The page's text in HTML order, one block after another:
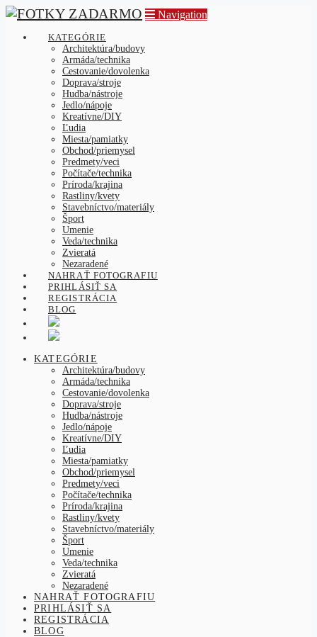
Navigation
KATEGÓRIE
Architektúra/budovy
Armáda/technika
Cestovanie/dovolenka
Doprava/stroje
Hudba/nástroje
Jedlo/nápoje
Kreatívne/DIY
Ľudia
Miesta/pamiatky
Obchod/priemysel
Predmety/veci
Počítače/technika
Príroda/krajina
Rastliny/kvety
Stavebníctvo/materiály
Šport
Umenie
Veda/technika
Zvieratá
Nezaradené
NAHRAŤ FOTOGRAFIU
PRIHLÁSIŤ SA
REGISTRÁCIA
BLOG
KATEGÓRIE
Architektúra/budovy
Armáda/technika
Cestovanie/dovolenka
Doprava/stroje
Hudba/nástroje
Jedlo/nápoje
Kreatívne/DIY
Ľudia
Miesta/pamiatky
Obchod/priemysel
Predmety/veci
Počítače/technika
Príroda/krajina
Rastliny/kvety
Stavebníctvo/materiály
Šport
Umenie
Veda/technika
Zvieratá
Nezaradené
NAHRAŤ FOTOGRAFIU
PRIHLÁSIŤ SA
REGISTRÁCIA
BLOG